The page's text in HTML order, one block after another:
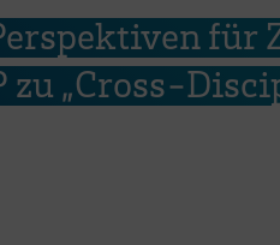
für
zu „Cross-